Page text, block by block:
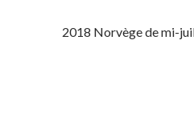
2018 Norvège de mi-